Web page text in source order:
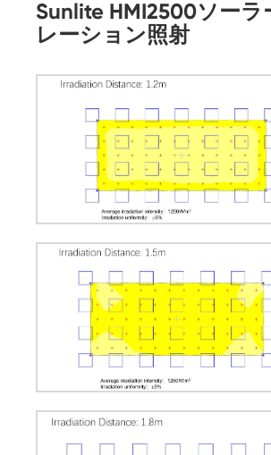
Sunlite HMI2500ソーラ
レーション照射